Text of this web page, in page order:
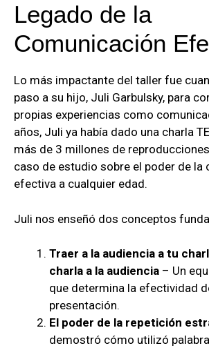
Legado de la
Comunicación
Lo más impactante del taller fue
paso a su hijo, Juli Garbulsky, para
propias experiencias como
años, Juli ya había dado una charla
más de 3 millones de
caso de estudio sobre el poder de la
efectiva a cualquier edad.
Juli nos enseñó dos conceptos
Traer a la audiencia a tu
charla a la audiencia – Un
que determina la efectividad
presentación.
El poder de la repetición
demostró cómo utilizó